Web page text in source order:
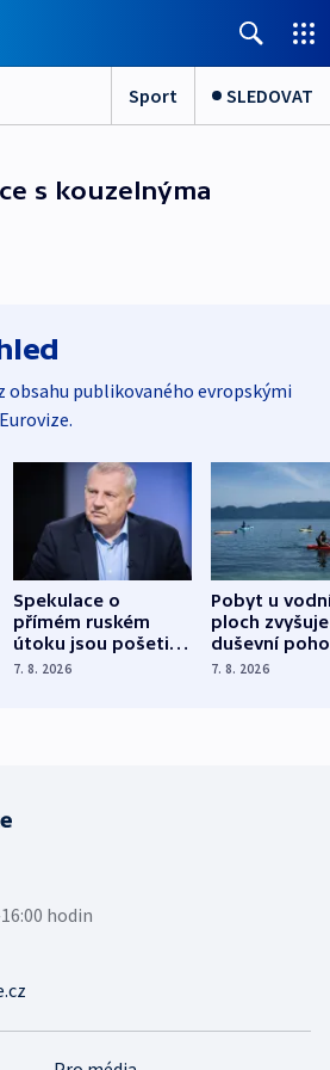
Sport SLEDOVAT
s kouzelnýma
obsahu publikovaného evropskými
Spekulace o
přímém ruském
útoku jsou pošetilé,
míní estonský
7. 8. 2026
Pobyt u
ploch zvyšuje
duševní
ukázala
7. 8. 2026
hodin